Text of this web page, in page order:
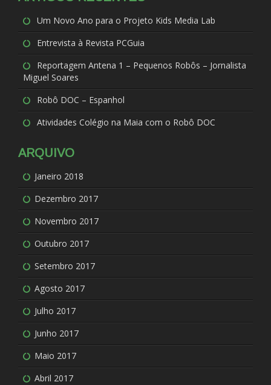
Um Novo Ano para o Projeto Kids Media Lab
Entrevista à Revista PCGuia
Reportagem Antena 1 – Pequenos Robôs – Jornalista
Miguel Soares
Robô DOC – Espanhol
Atividades Colégio na Maia com o Robô DOC
ARQUIVO
Janeiro 2018
Dezembro 2017
Novembro 2017
Outubro 2017
Setembro 2017
Agosto 2017
Julho 2017
Junho 2017
Maio 2017
Abril 2017